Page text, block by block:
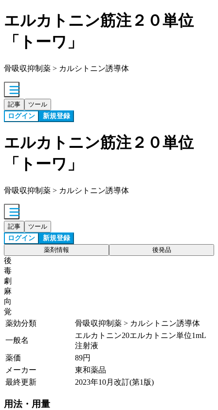
エルカトニン筋注２０単位
「トーワ」
骨吸収抑制薬 > カルシトニン誘導体
記事 ツール
ログイン 新規登録
エルカトニン筋注２０単位
「トーワ」
骨吸収抑制薬 > カルシトニン誘導体
記事 ツール
ログイン 新規登録
薬剤情報 後発品
後
毒
劇
麻
向
覚
薬効分類
骨吸収抑制薬 > カルシトニン誘導体
一般名
エルカトニン20エルカトニン単位1mL
注射液
薬価
89円
メーカー
東和薬品
最終更新
2023年10月改訂(第1版)
用法・用量